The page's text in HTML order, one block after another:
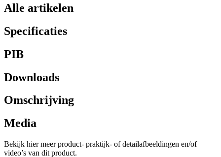
Alle artikelen
Specificaties
PIB
Downloads
Omschrijving
Media
Bekijk hier meer product- praktijk- of detailafbeeldingen en/of
video’s van dit product.